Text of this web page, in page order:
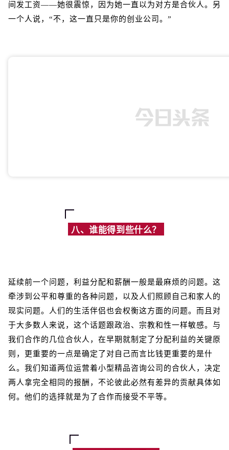
间发工资——她很震惊，因为她一直以为对方是合伙人。另
一个人说，“不，这一直只是你的创业公司。”
八、谁能得到些什么？
延续前一个问题，利益分配和薪酬一般是最麻烦的问题。这
牵涉到公平和尊重的各种问题，以及人们照顾自己和家人的
现实问题。人们的生活伴侣也会权衡这方面的问题。而且对
于大多数人来说，这个话题跟政治、宗教和性一样敏感。与
我们合作的几位合伙人，在早期就制定了分配利益的关键原
则，更重要的一点是确定了对自己而言比钱更重要的是什
么。我们知道两位运营着小型精品咨询公司的合伙人，决定
两人拿完全相同的报酬，不论彼此必然有差异的贡献具体如
何。他们的选择就是为了合作而接受不平等。